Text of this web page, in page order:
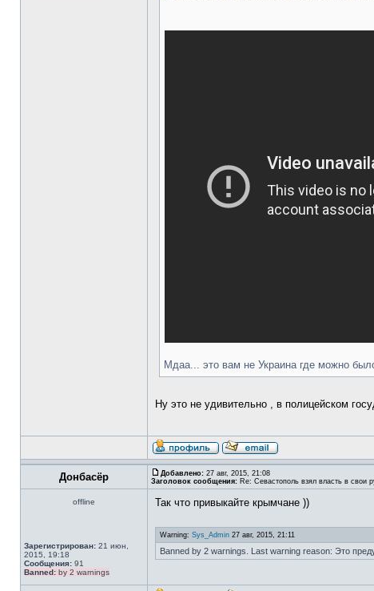
Мдаа... это вам не Украина где можно
Ну это не удивительно , в полицейском
Донбасёр Добавлено: 27 авг, 2015, 21:08
Заголовок сообщения: Re: Севастополь взял власть в свои
offline
Зарегистрирован: 21 июн,
2015, 19:18
Сообщения: 91
Banned: by 2 warnings
Так что привыкайте крымчане ))
Warning: Sys_Admin 27 авг, 2015, 21:11
Banned by 2 warnings. Last warning reason: Это